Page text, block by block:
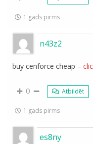
1 gads pirms
n43z2
buy cenforce cheap –
0 Atbildēt
1 gads pirms
es8ny